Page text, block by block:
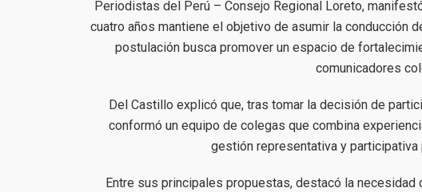
Periodistas del Perú – Consejo Regional Loreto,
cuatro años mantiene el objetivo de asumir la conducción
postulación busca promover un espacio de
comunicadores
Del Castillo explicó que, tras tomar la decisión de
conformó un equipo de colegas que combina
gestión representativa y
Entre sus principales propuestas, destacó la